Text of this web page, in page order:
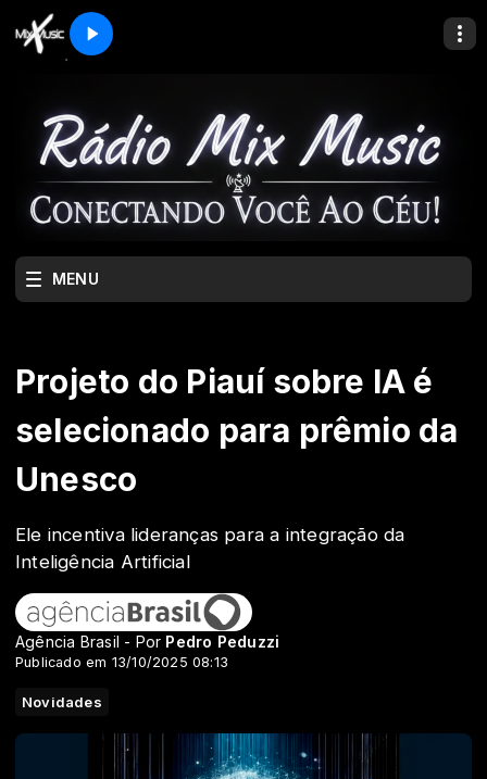
MENU
Projeto do Piauí sobre IA é
selecionado para prêmio da
Unesco
Ele incentiva lideranças para a integração da
Inteligência Artificial
Agência Brasil - Por Pedro Peduzzi
Publicado em 13/10/2025 08:13
Novidades